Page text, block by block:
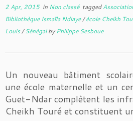
2 Apr, 2015in Non classé tagged
Bibliothèque Ismaïla Ndiaye/école Cheikh
Louis/SénégalbyPhilippe Sesboue
Un nouveau bâtiment
une école maternelle et un
Guet-Ndar complètent les
Cheikh Touré et constituent